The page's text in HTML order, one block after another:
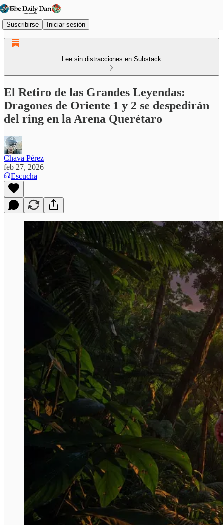
Suscribirse Iniciar sesión
Lee sin distracciones en Substack
El Retiro de las Grandes Leyendas:
Dragones de Oriente 1 y 2 se despedirán
del ring en la Arena Querétaro
Chava Pérez
feb 27, 2026
Escucha